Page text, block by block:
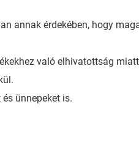
annak érdekében, hogy
való elhivatottság
és ünnepeket is.